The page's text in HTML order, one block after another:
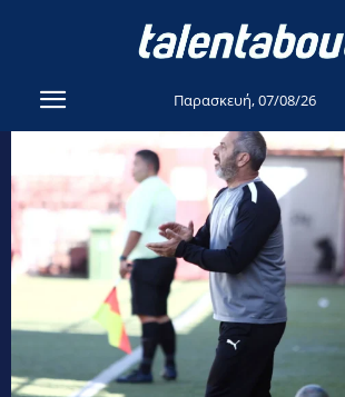
Παρασκευή, 07/08/26